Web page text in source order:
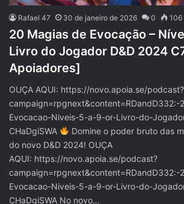
Rafael 47 30 de janeiro de 2026 0 106
20 Magias de Evocação –
Livro do Jogador D&D 2024
Apoiadores]
OUÇA AQUI: https://novo.apoia.se/podcast?
campaign=rpgnext&content=RDandD332:-
Evocacao-Niveis-5-a-9-or-Livro-do-
CHaDgiSWA
Domine o poder bruto das
do novo D&D 2024! OUÇA
AQUI: https://novo.apoia.se/podcast?
campaign=rpgnext&content=RDandD332:-
Evocacao-Niveis-5-a-9-or-Livro-do-
CHaDgiSWA No novo…